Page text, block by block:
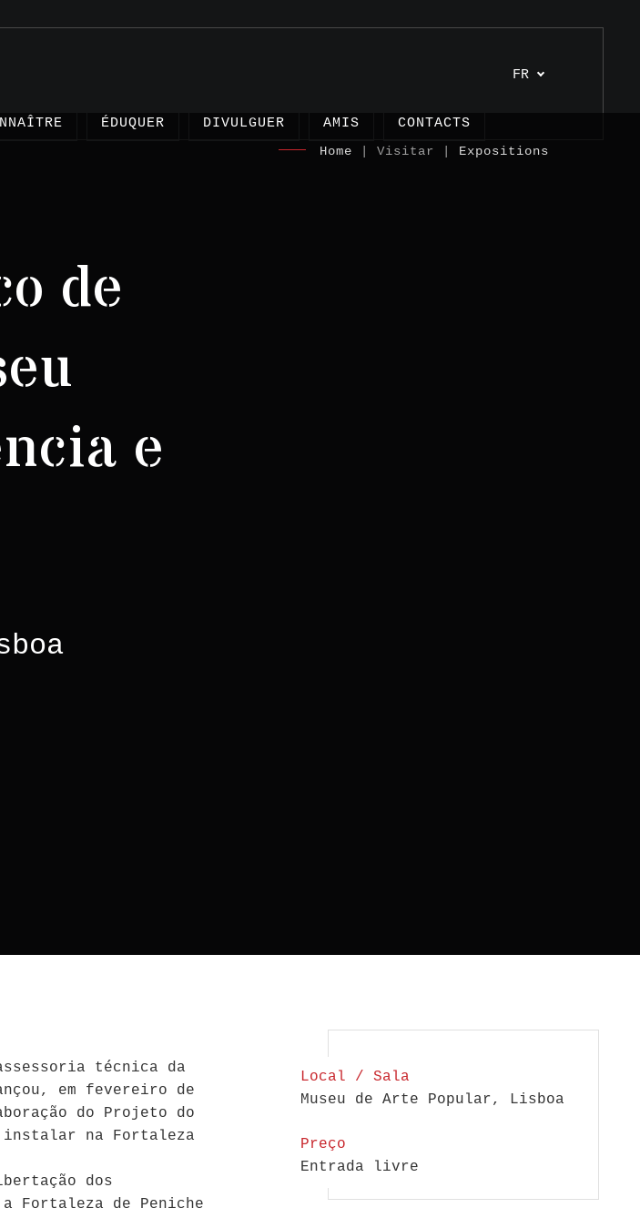
FR
ÉDUQUER DIVULGUER AMIS CONTACTS
de
e
Home | Visitar | Expositions
técnica da
em fevereiro de
do Projeto do
instalar na Fortaleza
dos
Fortaleza de Peniche
Local / Sala
Museu de Arte Popular, Lisboa
Preço
Entrada livre